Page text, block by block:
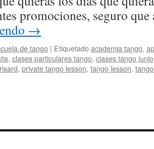
promociones, seguro
→
de tango | Etiquetadoacademia tango,
, clases particulares tango, clases tango junio
, private tango lesson, tango lesson,